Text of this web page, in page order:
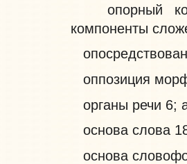
опорный
компоненты
оппозиция
органы речи 6;
основа слова
основа